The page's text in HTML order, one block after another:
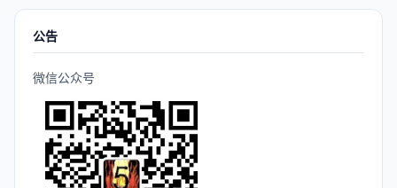
的视频地址有两种方式：
公告
微信公众号